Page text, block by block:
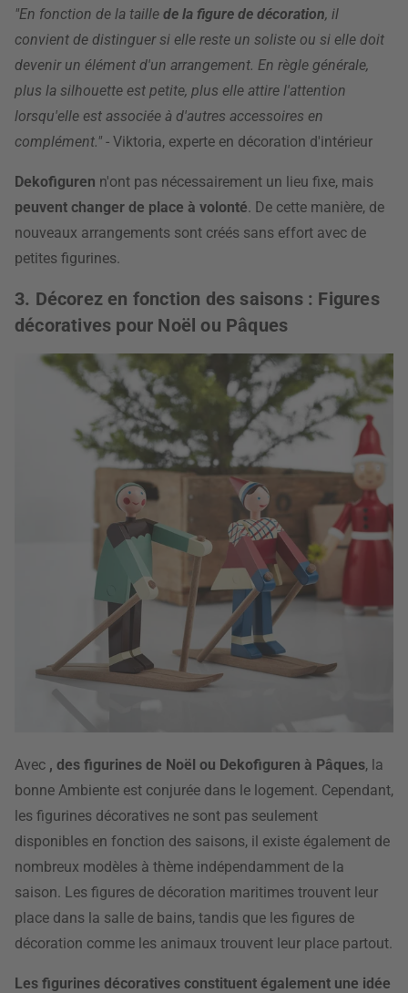
"En fonction de la taille de la figure de décoration, il
convient de distinguer si elle reste un soliste ou si elle doit
devenir un élément d'un arrangement. En règle générale,
plus la silhouette est petite, plus elle attire l'attention
lorsqu'elle est associée à d'autres accessoires en
complément." - Viktoria, experte en décoration d'intérieur
Dekofiguren n'ont pas nécessairement un lieu fixe, mais
peuvent changer de place à volonté. De cette manière, de
nouveaux arrangements sont créés sans effort avec de
petites figurines.
3. Décorez en fonction des saisons : Figures
décoratives pour Noël ou Pâques
Avec , des figurines de Noël ou Dekofiguren à Pâques, la
bonne Ambiente est conjurée dans le logement. Cependant,
les figurines décoratives ne sont pas seulement
disponibles en fonction des saisons, il existe également de
nombreux modèles à thème indépendamment de la
saison. Les figures de décoration maritimes trouvent leur
place dans la salle de bains, tandis que les figures de
décoration comme les animaux trouvent leur place partout.
Les figurines décoratives constituent également une idée